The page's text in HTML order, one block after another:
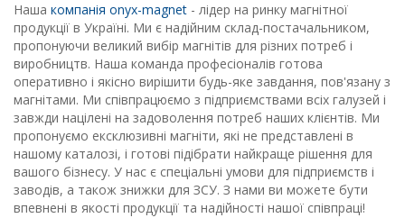
Наша компанія onyx-magnet - лідер на ринку магнітної
продукції в Україні. Ми є надійним склад-постачальником,
пропонуючи великий вибір магнітів для різних потреб і
виробництв. Наша команда професіоналів готова
оперативно і якісно вирішити будь-яке завдання, пов'язану з
магнітами. Ми співпрацюємо з підприємствами всіх галузей і
завжди націлені на задоволення потреб наших клієнтів. Ми
пропонуємо ексклюзивні магніти, які не представлені в
нашому каталозі, і готові підібрати найкраще рішення для
вашого бізнесу. У нас є спеціальні умови для підприємств і
заводів, а також знижки для ЗСУ. З нами ви можете бути
впевнені в якості продукції та надійності нашої співпраці!